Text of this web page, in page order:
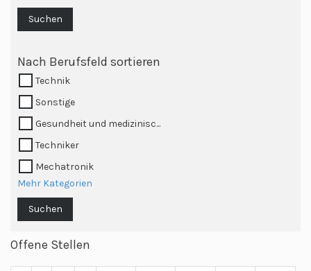
Suchen
Nach Berufsfeld sortieren
Technik
Sonstige
Gesundheit und medizinisc...
Techniker
Mechatronik
Mehr Kategorien
Suchen
Offene Stellen